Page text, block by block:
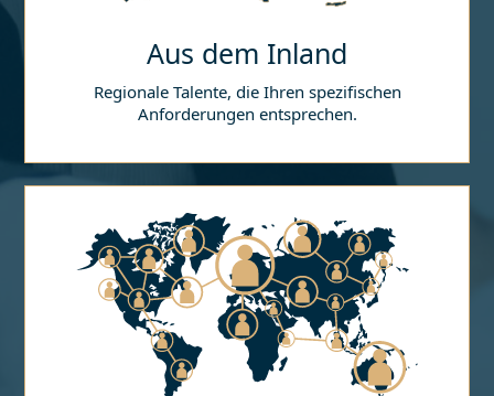
Aus dem Inland
Regionale Talente, die Ihren spezifischen
Anforderungen entsprechen.